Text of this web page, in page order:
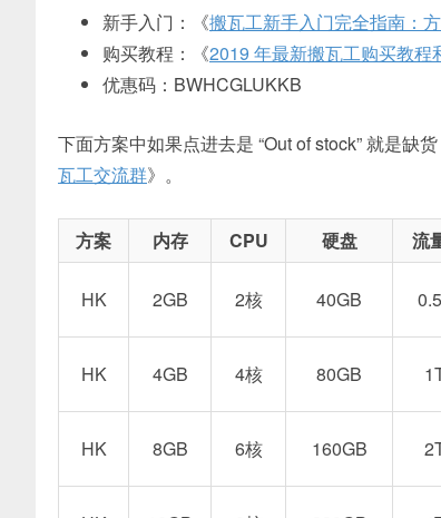
新手入门：《搬瓦工新手入门完全指南：
购买教程：《2019 年最新搬瓦工购买教程
优惠码：BWHCGLUKKB
下面方案中如果点进去是 “Out of stock” 就是缺
瓦工交流群》。
方案 内存 CPU 硬盘 流
HK 2GB 2核 40GB
HK 4GB 4核 80GB
HK 8GB 6核 160GB